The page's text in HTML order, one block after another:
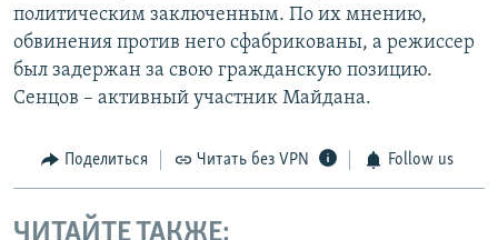
политическим заключенным. По их мнению,
обвинения против него сфабрикованы, а режиссер
был задержан за свою гражданскую позицию.
Сенцов – активный участник Майдана.
Поделиться Читать без VPN Follow us
ЧИТАЙТЕ ТАКЖЕ: